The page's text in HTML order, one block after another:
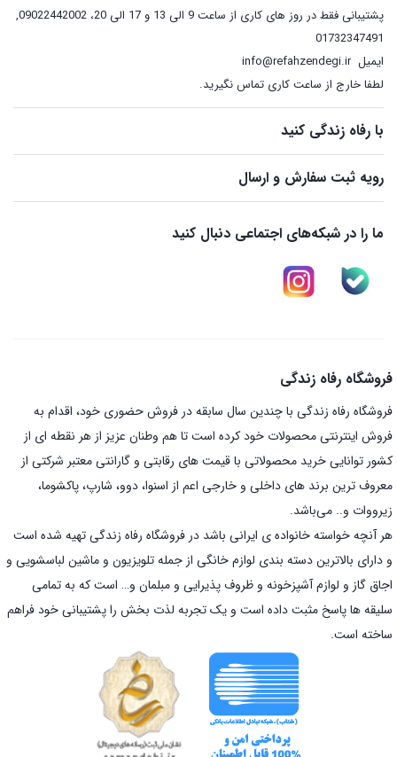
پشتیبانی فقط در روز های کاری از ساعت 9 الی 13 و 17 الی 20، 09022442002
,
01732347491
ایمیلinfo@refahzendegi.ir
لطفا خارج از ساعت کاری تماس نگیرید.
با رفاه زندگی کنید
رویه ثبت سفارش و ارسال
ما را در شبکه‌های اجتماعی دنبال کنید
فروشگاه رفاه زندگی
فروشگاه رفاه زندگی با چندین سال سابقه در فروش حضوری خود، اقدام به
فروش اینترنتی محصولات خود کرده است تا هم وطنان عزیز از هر نقطه ای از
کشور توانایی خرید محصولاتی با قیمت های رقابتی و گارانتی معتبر شرکتی از
معروف ترین برند های داخلی و خارجی اعم از اسنوا، دوو، شارپ، پاکشوما،
زیرووات و.. می‌باشد.
هر آنچه خواسته خانواده ی ایرانی باشد در فروشگاه رفاه زندگی تهیه شده است
و دارای بالاترین دسته بندی لوازم خانگی از جمله تلویزیون و ماشین لباسشویی و
اجاق گاز و لوازم آشپزخونه و ظروف پذیرایی و مبلمان و… است که به تمامی
سلیقه ها پاسخ مثبت داده است و یک تجربه لذت بخش را پشتیبانی خود فراهم
ساخته است.